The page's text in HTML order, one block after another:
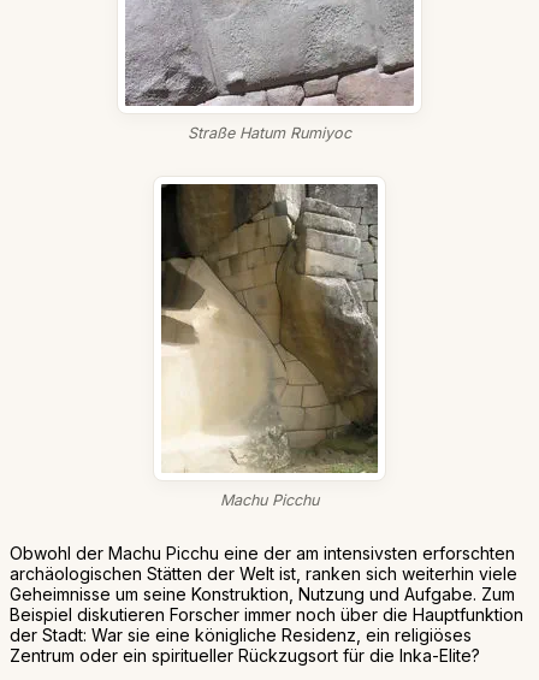
Straße Hatum Rumiyoc
Machu Picchu
Obwohl der Machu Picchu eine der am intensivsten erforschten
archäologischen Stätten der Welt ist, ranken sich weiterhin viele
Geheimnisse um seine Konstruktion, Nutzung und Aufgabe. Zum
Beispiel diskutieren Forscher immer noch über die Hauptfunktion
der Stadt: War sie eine königliche Residenz, ein religiöses
Zentrum oder ein spiritueller Rückzugsort für die Inka-Elite?